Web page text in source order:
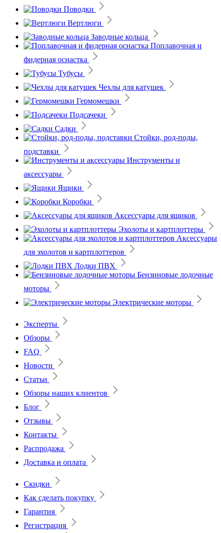
Поводки
Вертлюги
Заводные кольца
Поплавочная и
фидерная оснастка
Тубусы
Чехлы для катушек
Гермомешки
Подсачеки
Садки
Стойки, род-поды,
подставки
Инструменты и
аксессуары
Ящики
Коробки
Аксессуары для ящиков
Эхолоты и картплоттеры
Аксессуары
для эхолотов и картплоттеров
Лодки ПВХ
Бензиновые лодочные
моторы
Электрические моторы
Эксперты
Обзоры
FAQ
Новости
Статьи
Обзоры наших клиентов
Блог
Отзывы
Контакты
Распродажа
Доставка и оплата
Скидки
Как сделать покупку
Гарантия
Регистрация